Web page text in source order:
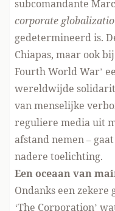
subcomandante
corporate
gedetermineerd is.
Chiapas, maar ook
Fourth World War’
wereldwijde
van menselijke
reguliere media uit
afstand nemen –
nadere toelichting.
Een oceaan van
Ondanks een
‘The Corporation’